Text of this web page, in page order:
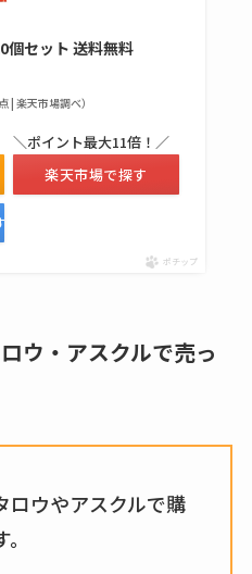
個セット 送料無料
| 楽天市場調べ）
＼ポイント最大11倍！／
楽天市場で探す
ポチップ
ウ・アスクルで売っ
ロウやアスクルで購